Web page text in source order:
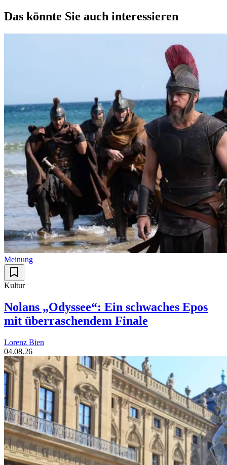
Das könnte Sie auch interessieren
Meinung
Kultur
Nolans „Odyssee“: Ein schwaches Epos
mit überraschendem Finale
Lorenz Bien
04.08.26